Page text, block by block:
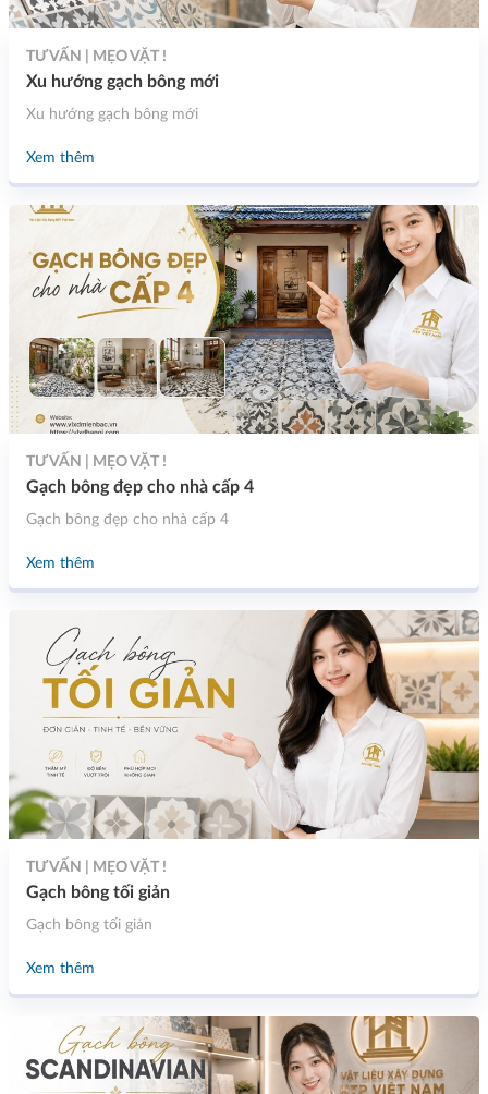
TƯ VẤN | MẸO VẶT !
Xu hướng gạch bông mới
Xu hướng gạch bông mới
Xem thêm
TƯ VẤN | MẸO VẶT !
Gạch bông đẹp cho nhà cấp 4
Gạch bông đẹp cho nhà cấp 4
Xem thêm
TƯ VẤN | MẸO VẶT !
Gạch bông tối giản
Gạch bông tối giản
Xem thêm